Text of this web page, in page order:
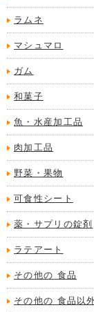
ラムネ
マシュマロ
ガム
和菓子
魚・水産加工品
肉加工品
野菜・果物
可食性シート
薬・サプリの錠剤
ラテアート
その他の 食品
その他の 食品以